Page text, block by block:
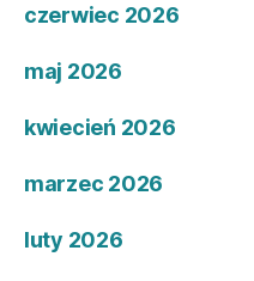
czerwiec 2026
maj 2026
kwiecień 2026
marzec 2026
luty 2026